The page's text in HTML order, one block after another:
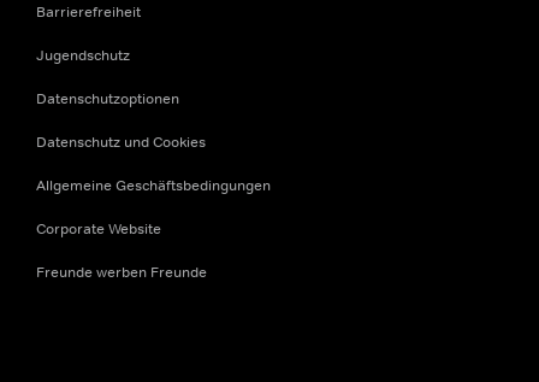
Barrierefreiheit
Jugendschutz
Datenschutzoptionen
Datenschutz und Cookies
Allgemeine Geschäftsbedingungen
Corporate Website
Freunde werben Freunde